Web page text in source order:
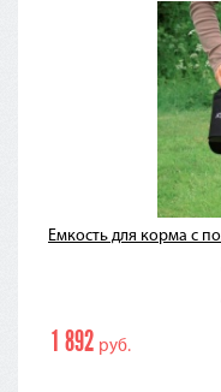
Емкость для корма с
1 892 руб.